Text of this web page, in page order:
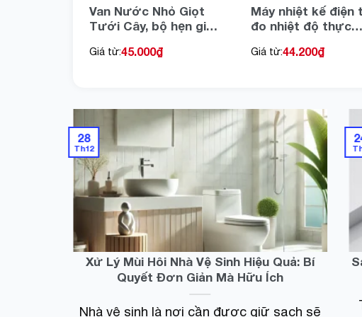
Van Nước Nhỏ Giọt
Tưới Cây, bộ hẹn giờ
trong nhà ngoài trời
Giá từ:45.000₫
Máy nhiệt kế điện
đo nhiệt độ thực
nấu ăn, dụng cụ cây
Giá từ:44.200₫
Xử Lý Mùi Hôi Nhà Vệ Sinh Hiệu Quả: Bí
Quyết Đơn Giản Mà Hữu Ích
Nhà vệ sinh là nơi cần được giữ sạch sẽ
28
Th12